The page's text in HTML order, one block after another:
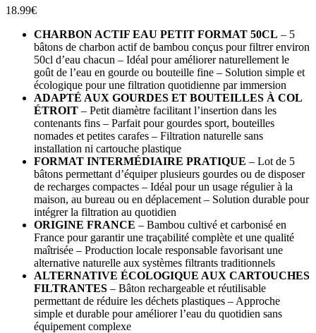
18.99€
CHARBON ACTIF EAU PETIT FORMAT 50CL – 5
bâtons de charbon actif de bambou conçus pour filtrer environ
50cl d’eau chacun – Idéal pour améliorer naturellement le
goût de l’eau en gourde ou bouteille fine – Solution simple et
écologique pour une filtration quotidienne par immersion
ADAPTÉ AUX GOURDES ET BOUTEILLES À COL
ÉTROIT – Petit diamètre facilitant l’insertion dans les
contenants fins – Parfait pour gourdes sport, bouteilles
nomades et petites carafes – Filtration naturelle sans
installation ni cartouche plastique
FORMAT INTERMÉDIAIRE PRATIQUE – Lot de 5
bâtons permettant d’équiper plusieurs gourdes ou de disposer
de recharges compactes – Idéal pour un usage régulier à la
maison, au bureau ou en déplacement – Solution durable pour
intégrer la filtration au quotidien
ORIGINE FRANCE – Bambou cultivé et carbonisé en
France pour garantir une traçabilité complète et une qualité
maîtrisée – Production locale responsable favorisant une
alternative naturelle aux systèmes filtrants traditionnels
ALTERNATIVE ÉCOLOGIQUE AUX CARTOUCHES
FILTRANTES – Bâton rechargeable et réutilisable
permettant de réduire les déchets plastiques – Approche
simple et durable pour améliorer l’eau du quotidien sans
équipement complexe